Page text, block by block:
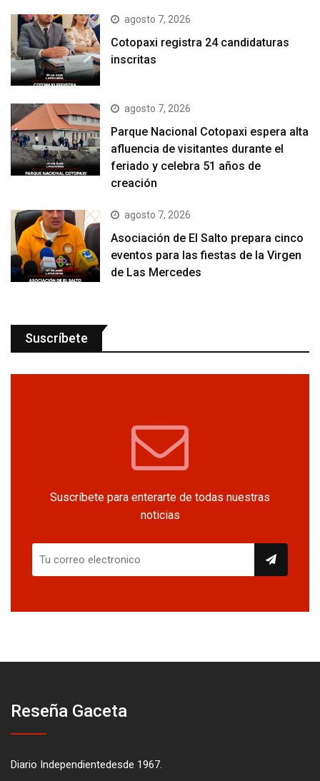
agosto 7, 2026
Cotopaxi registra 24 candidaturas
inscritas
agosto 7, 2026
Parque Nacional Cotopaxi espera alta
afluencia de visitantes durante el
feriado y celebra 51 años de
creación
agosto 7, 2026
Asociación de El Salto prepara cinco
eventos para las fiestas de la Virgen
de Las Mercedes
Suscríbete
Suscríbete para enterarte de todas nuestras
noticias
Reseña Gaceta
Diario Independientedesde 1967.